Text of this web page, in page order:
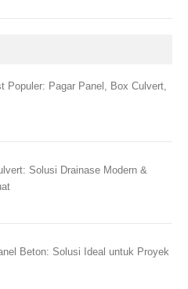
Populer: Pagar Panel, Box Culvert,
Solusi Drainase Modern &
Beton: Solusi Ideal untuk Proyek